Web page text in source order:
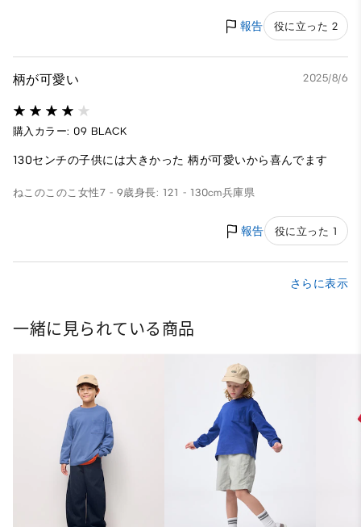
報告 役に立った 2
柄が可愛い 2025/8/6
購入カラー: 09 BLACK
130センチの子供には大きかった 柄が可愛いから喜んでます
ねこのこのこ 女性7 - 9歳身長: 121 - 130cm兵庫県
報告 役に立った 1
さらに表示
一緒に見られている商品